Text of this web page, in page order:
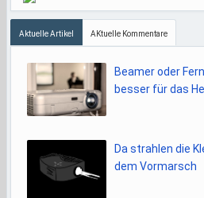
Aktuelle Artikel AKtuelle Kommentare
Beamer oder
besser für das
Da strahlen die
dem Vormarsch